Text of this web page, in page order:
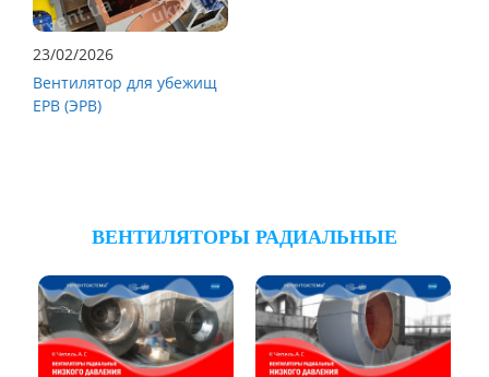
23/02/2026
Вентилятор для убежищ
ЕРВ (ЭРВ)
ВЕНТИЛЯТОРЫ РАДИАЛЬНЫЕ